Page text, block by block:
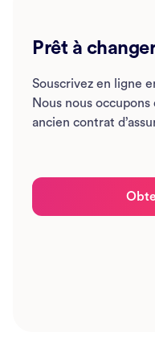
Prêt à
Souscrivez en ligne
Nous nous
ancien contrat